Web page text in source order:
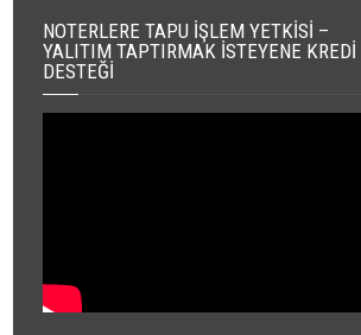
NOTERLERE TAPU İŞLEM YETKISI –
YALITIM TAPTIRMAK İSTEYENE KREDI
DESTEĞI